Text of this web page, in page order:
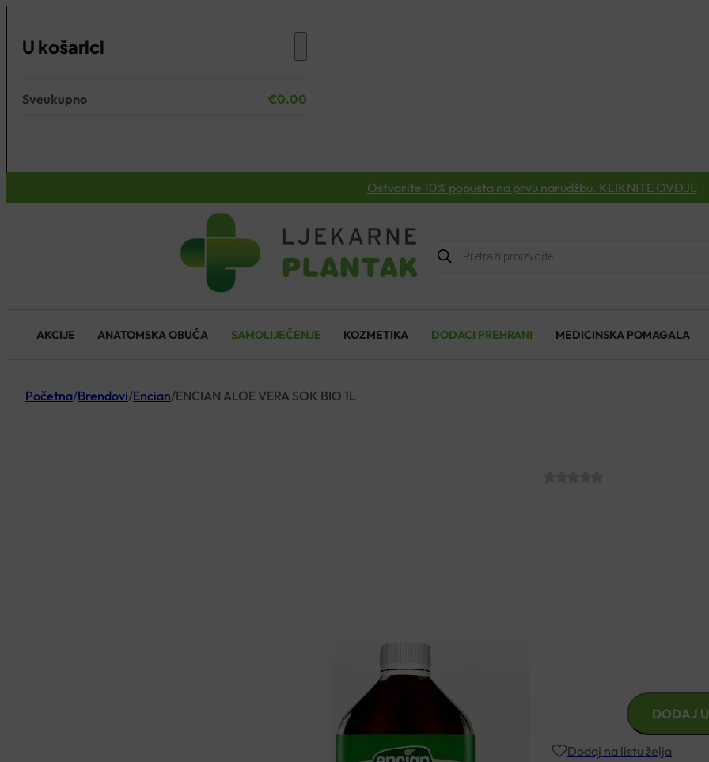
U košarici
Nema proizvoda u košarici.
Sveukupno €0.00
Ostvarite 10% popusta na prvu narudžbu. KLIKNITE OVDJE
Products
search
AKCIJE ANATOMSKA OBUĆA SAMOLIJEČENJE KOZMETIKA DODACI PREHRANI MEDICINSKA POMAGALA
Početna/Brendovi/Encian/ENCIAN ALOE VERA SOK BIO 1L
ENCIAN ALOE
Proizvod sadrži sok s
VERA
DODAJ
Dodaj na listu želja